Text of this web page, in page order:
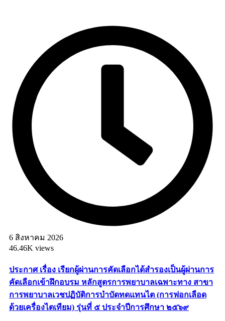
6 สิงหาคม 2026
46.46K views
ประกาศ เรื่อง เรียกผู้ผ่านการคัดเลือกได้สำรองเป็นผู้ผ่านการ
คัดเลือกเข้าฝึกอบรม หลักสูตรการพยาบาลเฉพาะทาง สาขา
การพยาบาลเวชปฏิบัติการบำบัดทดแทนไต (การฟอกเลือด
ด้วยเครื่องไตเทียม) รุ่นที่ ๕ ประจำปีการศึกษา ๒๕๖๙